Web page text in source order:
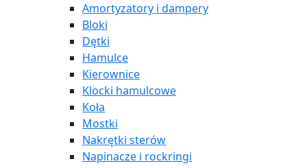
Amortyzatory i dampery
Bloki
Dętki
Hamulce
Kierownice
Klocki hamulcowe
Koła
Mostki
Nakrętki sterów
Napinacze i rockringi